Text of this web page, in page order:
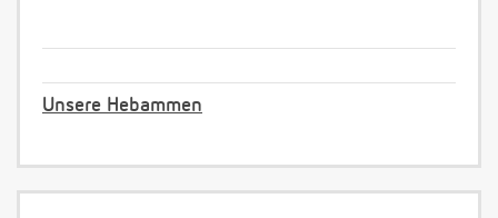
Unsere Hebammen